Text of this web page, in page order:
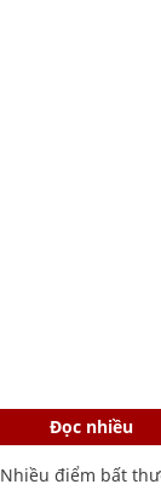
Đọc nhiều
Nhiều điểm bất